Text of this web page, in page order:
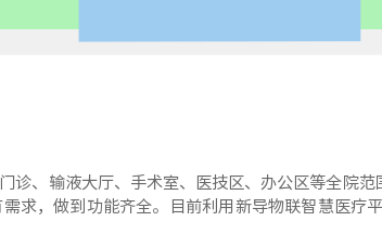
诊、输液大厅、手术室、医技区、办公区等全院
求，做到功能齐全。目前利用新导物联智慧医疗